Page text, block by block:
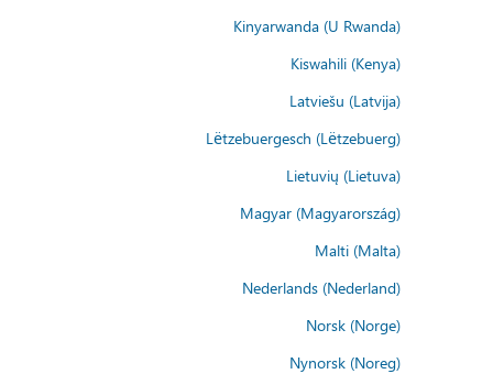
Kinyarwanda (U Rwanda)
Kiswahili (Kenya)
Latviešu (Latvija)
Lëtzebuergesch (Lëtzebuerg)
Lietuvių (Lietuva)
Magyar (Magyarország)
Malti (Malta)
Nederlands (Nederland)
Norsk (Norge)
Nynorsk (Noreg)